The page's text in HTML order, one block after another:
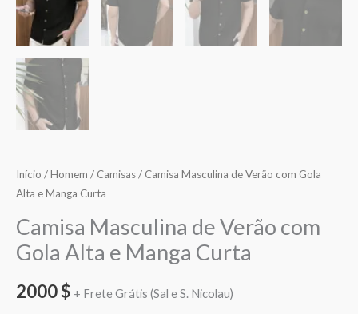
Início /Homem / Camisas/ Camisa Masculina de Verão com Gola
Alta e Manga Curta
Camisa Masculina de Verão com
Gola Alta e Manga Curta
2000$ + Frete Grátis (Sal e S. Nicolau)